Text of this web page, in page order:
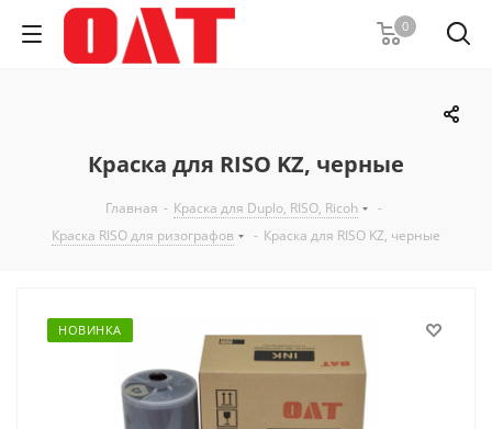
0
Краска для RISO KZ, черные
Главная - Краска для Duplo, RISO, Ricoh
-
Краска RISO для ризографов
- Краска для RISO KZ, черные
НОВИНКА